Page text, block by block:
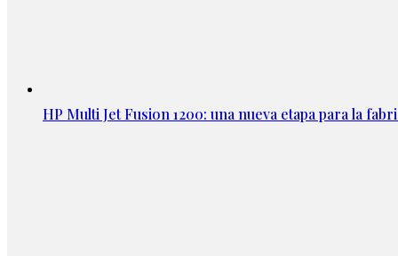
HP Multi Jet Fusion 1200: una nueva etapa para la